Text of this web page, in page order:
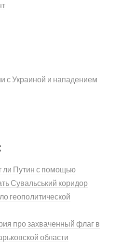
с Украиной и нападением
ли Путин с помощью
Сувальський коридор
геополитической
про захваченный флаг в
области